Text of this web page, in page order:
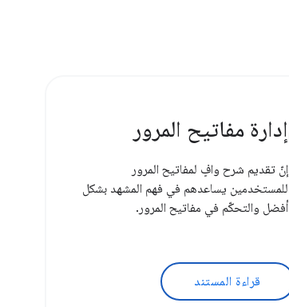
إدارة مفاتيح المرور
إنّ تقديم شرح وافٍ لمفاتيح المرور
للمستخدمين يساعدهم في فهم المشهد بشكل
أفضل والتحكّم في مفاتيح المرور.
قراءة المستند